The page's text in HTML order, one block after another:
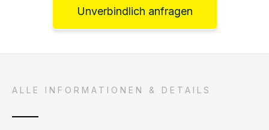
Unverbindlich anfragen
ALLE INFORMATIONEN & DETAILS